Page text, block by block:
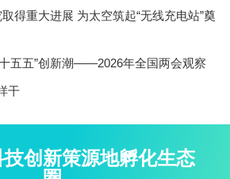
得重大进展 为太空筑起“无线充电站”奠
五五”创新潮——2026年全国两会观察
干
创新策源地孵化生态